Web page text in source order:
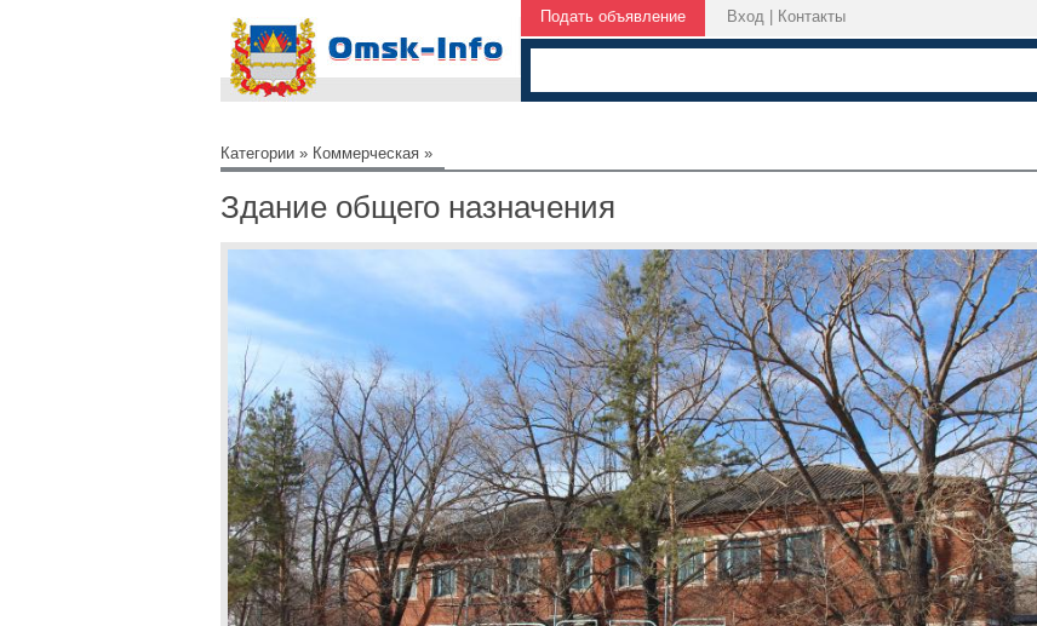
Подать объявление Вход Контакты
Категории » Коммерческая »
Здание общего назначения